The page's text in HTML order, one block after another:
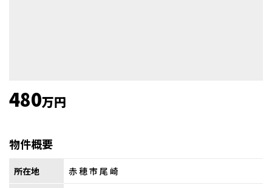
480万円
物件概要
所在地 赤穂市尾崎